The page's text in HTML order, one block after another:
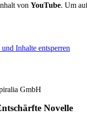
von YouTube. Um
Inhalte entsperren
Novelle